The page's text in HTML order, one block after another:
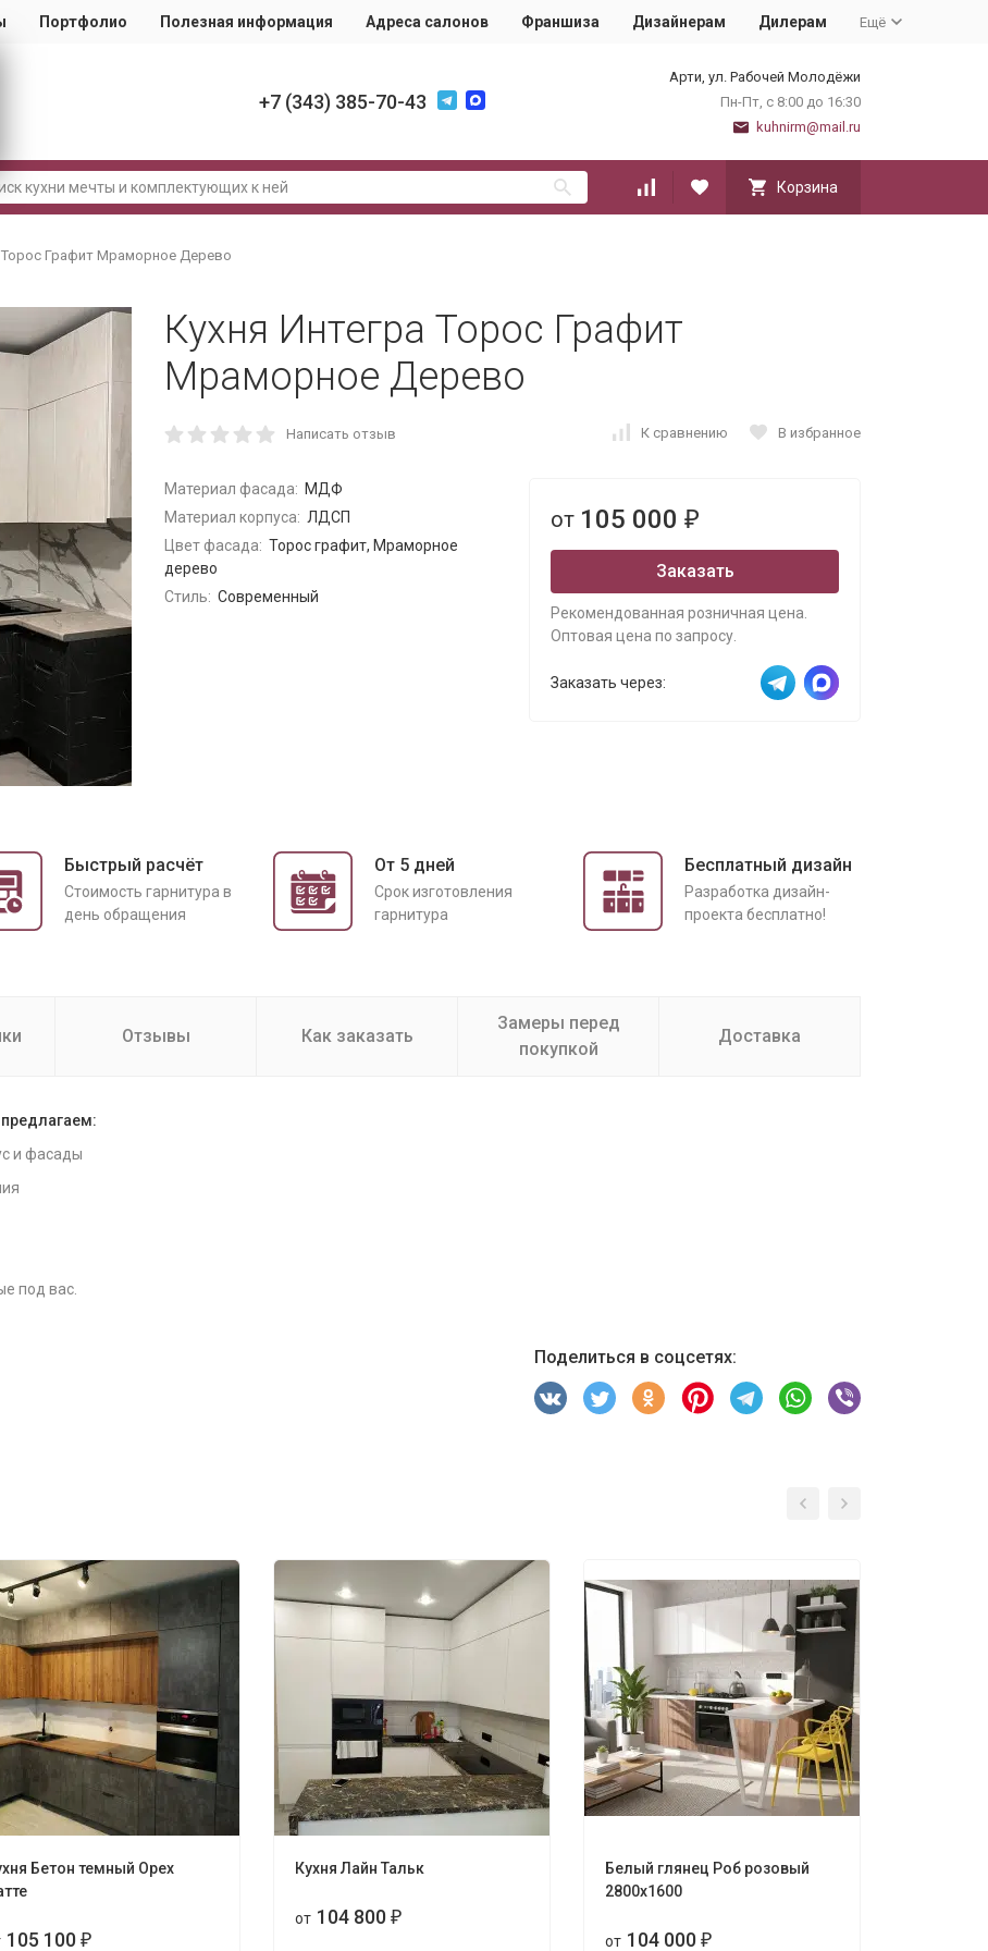
Портфолио Полезная информация Адреса салонов Франшиза Дизайнерам Дилерам Ещё
+7 (343) 385-70-43
Арти, ул. Рабочей Молодёжи
Пн-Пт, с 8:00 до 16:30
kuhnirm@mail.ru
Корзина
Торос Графит Мраморное Дерево
Кухня Интегра Торос Графит
Мраморное Дерево
Написать отзыв К сравнению В избранное
Материал фасада: МДФ
Материал корпуса: ЛДСП
Цвет фасада: Торос графит, Мраморное
дерево
Стиль: Современный
от 105 000 ₽
Заказать
Рекомендованная розничная цена.
Оптовая цена по запросу.
Заказать через:
Быстрый расчёт
Cтоимость гарнитура в
день обращения
От 5 дней
Срок изготовления
гарнитура
Бесплатный дизайн
Разработка дизайн-
проекта бесплатно!
Отзывы Как заказать
Замеры перед
покупкой
Доставка
и фасады
под вас.
Поделиться в соцсетях:
Бетон темный Орех
105 100 ₽
Кухня Лайн Тальк
от 104 800 ₽
Белый глянец Роб розовый
2800х1600
от 104 000 ₽